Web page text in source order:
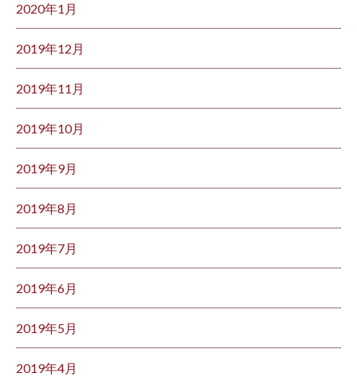
2020年1月
2019年12月
2019年11月
2019年10月
2019年9月
2019年8月
2019年7月
2019年6月
2019年5月
2019年4月